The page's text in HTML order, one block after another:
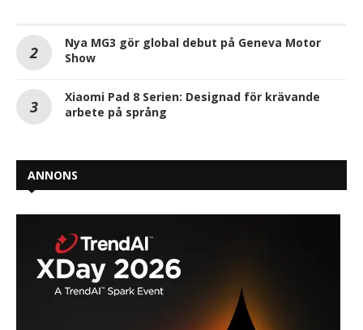
Nya MG3 gör global debut på Geneva Motor
Show
Xiaomi Pad 8 Serien: Designad för krävande
arbete på språng
ANNONS